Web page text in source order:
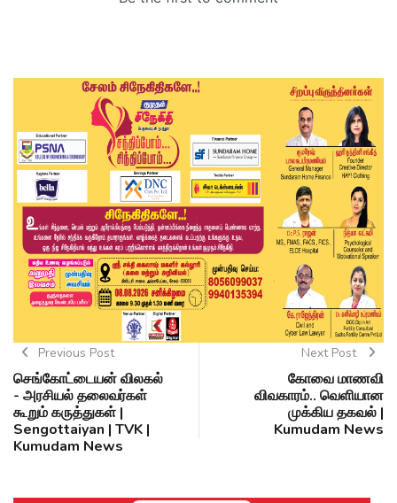
Previous Post
செங்கோட்டையன் விலகல்
- அரசியல் தலைவர்கள்
கூறும் கருத்துகள் |
Sengottaiyan | TVK |
Kumudam News
Next Post
கோவை மாணவி
விவகாரம்.. வெளியான
முக்கிய தகவல் |
Kumudam News